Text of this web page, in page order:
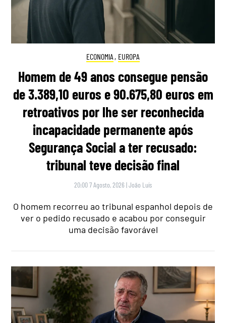
ECONOMIA , EUROPA
Homem de 49 anos consegue pensão
de 3.389,10 euros e 90.675,80 euros em
retroativos por lhe ser reconhecida
incapacidade permanente após
Segurança Social a ter recusado:
tribunal teve decisão final
20:00 7 Agosto, 2026 |João Luís
O homem recorreu ao tribunal espanhol depois de
ver o pedido recusado e acabou por conseguir
uma decisão favorável